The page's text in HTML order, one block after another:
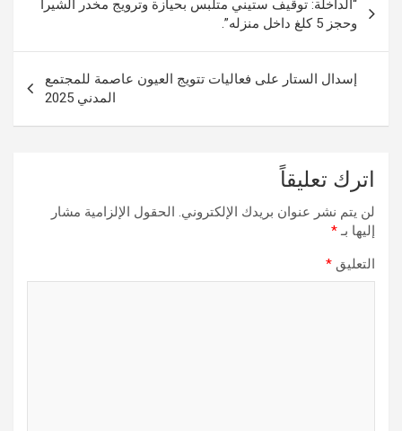
المقالات
“الداخلة: توقيف ستيني متلبس بحيازة وترويج مخدر الشيرا
وحجز 5 كلغ داخل منزله”.
إسدال الستار على فعاليات تتويج العيون عاصمة للمجتمع
المدني 2025
اترك تعليقاً
لن يتم نشر عنوان بريدك الإلكتروني. الحقول الإلزامية مشار
إليها بـ*
التعليق *